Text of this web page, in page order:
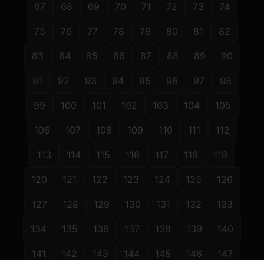
67 68 69 70 71 72 73 74
75 76 77 78 79 80 81 82
83 84 85 86 87 88 89 90
91 92 93 94 95 96 97 98
99 100 101 102 103 104 105
106 107 108 109 110 111 112
113 114 115 116 117 118 119
120 121 122 123 124 125 126
127 128 129 130 131 132 133
134 135 136 137 138 139 140
141 142 143 144 145 146 147